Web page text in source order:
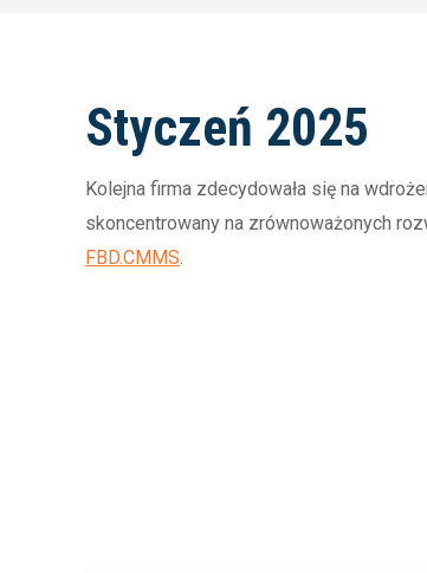
Styczeń 2025
Kolejna firma zdecydowała się na
skoncentrowany na zrównoważonych
FBD.CMMS.